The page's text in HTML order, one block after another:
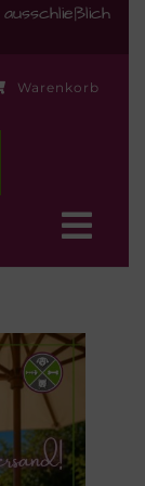
Warenkorb